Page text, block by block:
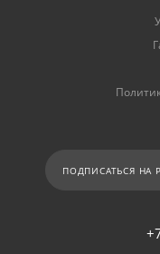
ПОДПИСАТЬСЯ НА